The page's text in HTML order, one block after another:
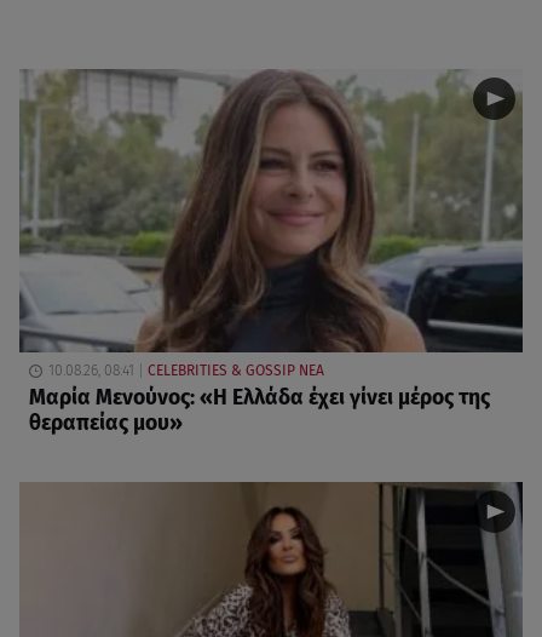
10.08.26, 08:41 CELEBRITIES & GOSSIP ΝΕΑ
Μαρία Μενούνος: «Η Ελλάδα έχει γίνει μέρος της
θεραπείας μου»